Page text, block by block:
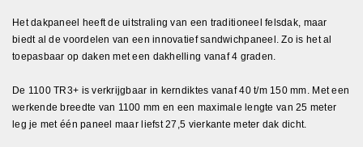
Het dakpaneel heeft de uitstraling van een traditioneel felsdak, maar
biedt al de voordelen van een innovatief sandwichpaneel. Zo is het al
toepasbaar op daken met een dakhelling vanaf 4 graden.
De 1100 TR3+ is verkrijgbaar in kerndiktes vanaf 40 t/m 150 mm. Met een
werkende breedte van 1100 mm en een maximale lengte van 25 meter
leg je met één paneel maar liefst 27,5 vierkante meter dak dicht.